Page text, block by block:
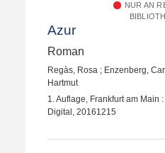
NUR AN
Azur
Roman
Regàs, Rosa ; Enzenberg,
Hartmut
1. Auflage, Frankfurt am Main
Digital, 20161215